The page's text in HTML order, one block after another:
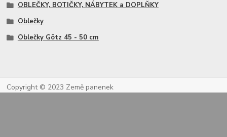
OBLEČKY, BOTIČKY, NÁBYTEK a DOPLŇKY
Oblečky
Oblečky Götz 45 - 50 cm
Copyright © 2023 Země panenek